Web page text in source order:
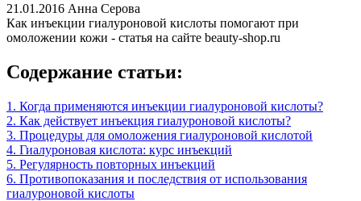
21.01.2016 Анна Серова
Как инъекции гиалуроновой кислоты помогают при
омоложении кожи - статья на сайте beauty-shop.ru
Содержание статьи:
1. Когда применяются инъекции гиалуроновой кислоты?
2. Как действует инъекция гиалуроновой кислоты?
3. Процедуры для омоложения гиалуроновой кислотой
4. Гиалуроновая кислота: курс инъекций
5. Регулярность повторных инъекций
6. Противопоказания и последствия от использования
гиалуроновой кислоты